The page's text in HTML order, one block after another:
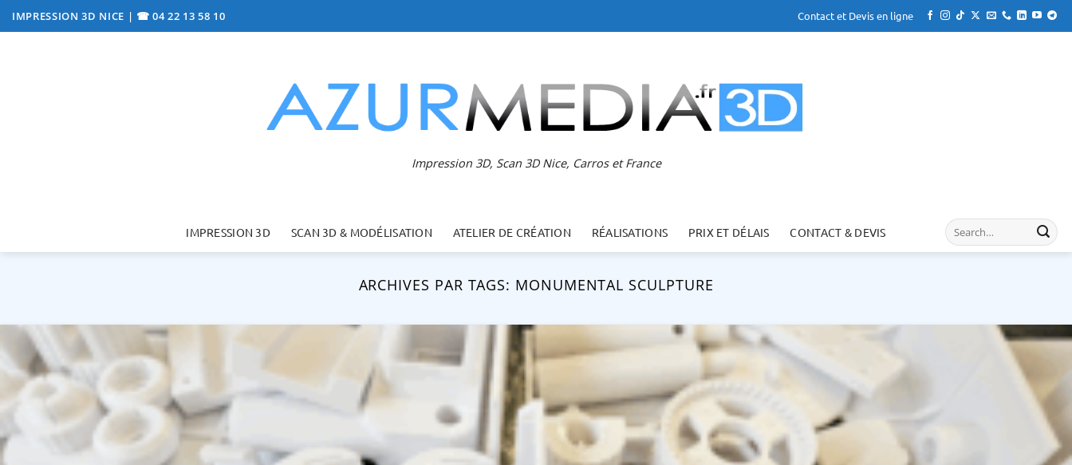
Passer
au
IMPRESSION 3D NICE | ☎ 04 22 13 58 10 Contact et Devis en ligne
Impression 3D, Scan 3D Nice, Carros et France
IMPRESSION 3D SCAN 3D & MODÉLISATION ATELIER DE CRÉATION RÉALISATIONS PRIX ET DÉLAIS CONTACT & DEVIS
ARCHIVES PAR TAGS: MONUMENTAL SCULPTURE